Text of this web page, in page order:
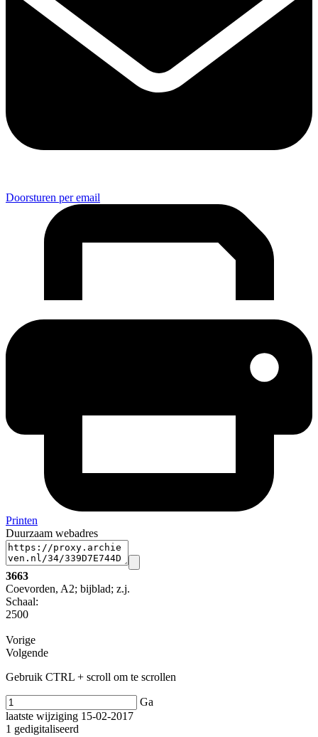
Doorsturen per email
Printen
Duurzaam webadres
3663
Coevorden, A2; bijblad; z.j.
Schaal:
2500
Vorige
Volgende
Gebruik CTRL + scroll om te scrollen
Ga
laatste wijziging 15-02-2017
1 gedigitaliseerd